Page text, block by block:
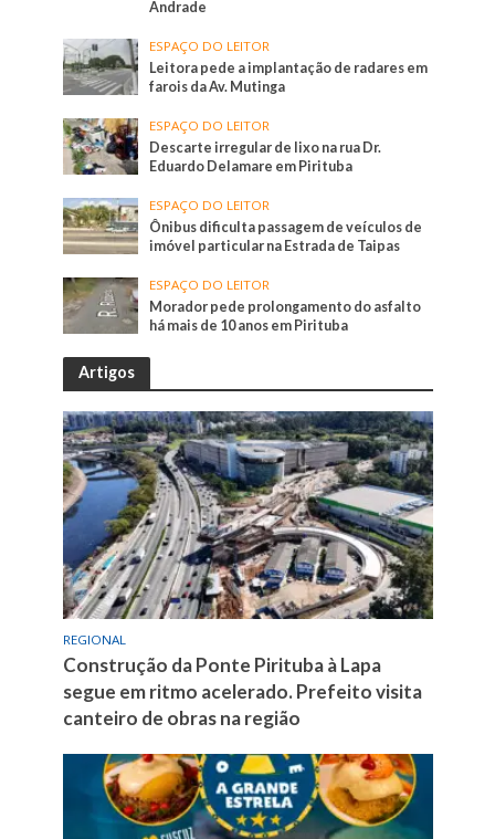
Andrade
ESPAÇO DO LEITOR
Leitora pede a implantação de radares em
farois da Av. Mutinga
ESPAÇO DO LEITOR
Descarte irregular de lixo na rua Dr.
Eduardo Delamare em Pirituba
ESPAÇO DO LEITOR
Ônibus dificulta passagem de veículos de
imóvel particular na Estrada de Taipas
ESPAÇO DO LEITOR
Morador pede prolongamento do asfalto
há mais de 10 anos em Pirituba
Artigos
REGIONAL
Construção da Ponte Pirituba à Lapa
segue em ritmo acelerado. Prefeito visita
canteiro de obras na região